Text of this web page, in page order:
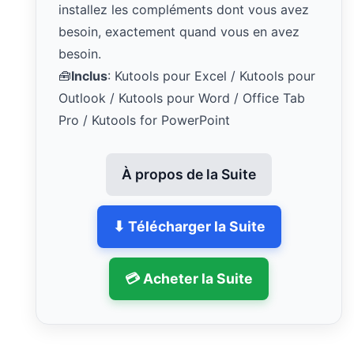
installez les compléments dont vous avez
besoin, exactement quand vous en avez
besoin.
🧰Inclus: Kutools pour Excel / Kutools pour
Outlook / Kutools pour Word / Office Tab
Pro / Kutools for PowerPoint
À propos de la Suite
⬇ Télécharger la Suite
💳 Acheter la Suite